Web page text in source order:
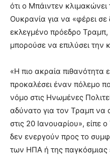
ότι ο Μπάιντεν
Ουκρανία για να «φέρει
εκλεγμένο πρόεδρο Τραμπ,
μπορούσε να επιλύσει
«Η πιο ακραία πιθανότητα
προκαλέσει έναν πόλεμο
νόμο στις Ηνωμένες
αδύνατο για τον Τραμπ να
στις 20 Ιανουαρίου», είπε
δεν ενεργούν προς το
των ΗΠΑ ή της παγκόσμιας